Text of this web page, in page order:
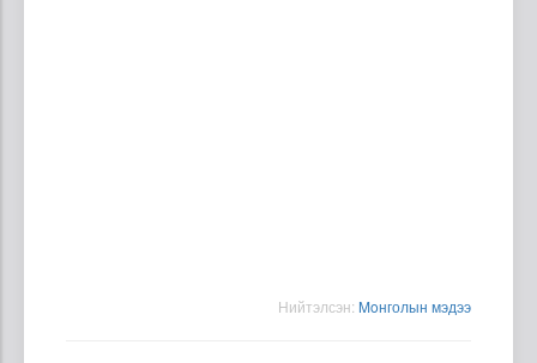
Нийтэлсэн: Moнголын мэдээ